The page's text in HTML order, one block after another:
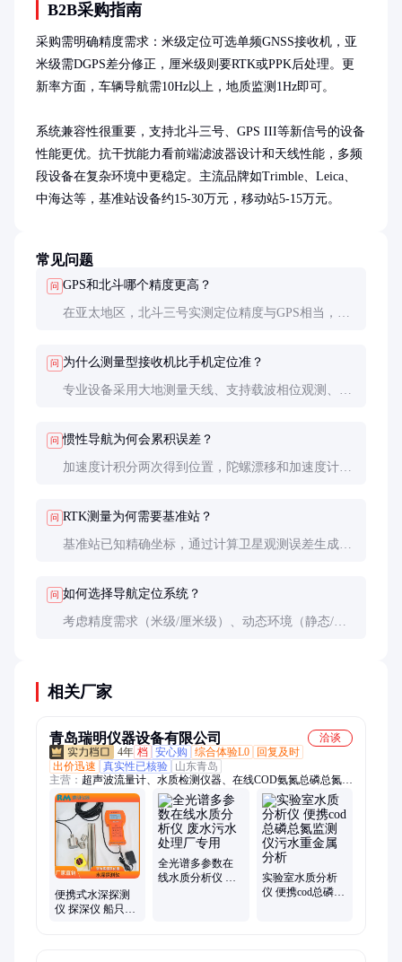
B2B采购指南
采购需明确精度需求：米级定位可选单频GNSS接收机，亚
米级需DGPS差分修正，厘米级则要RTK或PPK后处理。更
新率方面，车辆导航需10Hz以上，地质监测1Hz即可。
系统兼容性很重要，支持北斗三号、GPS III等新信号的设备
性能更优。抗干扰能力看前端滤波器设计和天线性能，多频
段设备在复杂环境中更稳定。主流品牌如Trimble、Leica、
中海达等，基准站设备约15-30万元，移动站5-15万元。
常见问题
问 GPS和北斗哪个精度更高？
在亚太地区，北斗三号实测定位精度与GPS相当，均
问 为什么测量型接收机比手机定位准？
专业设备采用大地测量天线、支持载波相位观测、内
问 惯性导航为何会累积误差？
加速度计积分两次得到位置，陀螺漂移和加速度计零
问 RTK测量为何需要基准站？
基准站已知精确坐标，通过计算卫星观测误差生成差
问 如何选择导航定位系统？
考虑精度需求（米级/厘米级）、动态环境（静态/移
相关厂家
青岛瑞明仪器设备有限公司
洽谈
4年 档 安心购 综合体验L0
回复及时
出价迅速
真实性已核验
山东青岛
主营： 超声波流量计、水质检测仪器、在线COD氨氮总磷总氮测
试仪、水质分析仪、水质采样器、多普勒流量计、多参数水质检
测仪、水深探测仪、水质流速仪、手持式电波流速仪
便携式水深探测
仪 探深仪 船只导
全光谱多参数在
线水质分析仪 废
实验室水质分析
仪 便携cod总磷总